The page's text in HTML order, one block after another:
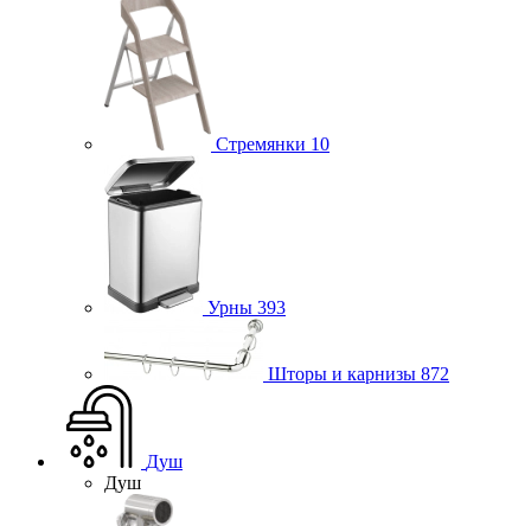
Стремянки 10
Урны 393
Шторы и карнизы 872
Душ
Душ